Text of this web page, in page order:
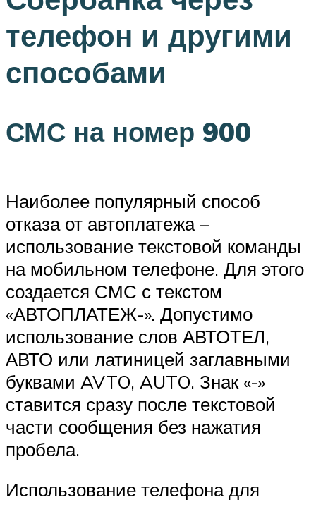
телефон и другими
способами
СМС на номер 900
Наиболее популярный способ
отказа от автоплатежа –
использование текстовой команды
на мобильном телефоне. Для этого
создается СМС с текстом
«АВТОПЛАТЕЖ-». Допустимо
использование слов АВТОТЕЛ,
АВТО или латиницей заглавными
буквами AVTO, AUTO. Знак «-»
ставится сразу после текстовой
части сообщения без нажатия
пробела.
Использование телефона для